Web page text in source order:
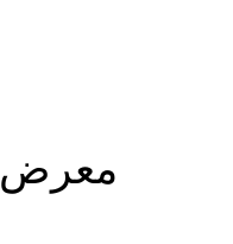
> معرض